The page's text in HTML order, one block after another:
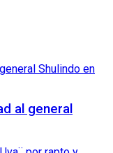
al general